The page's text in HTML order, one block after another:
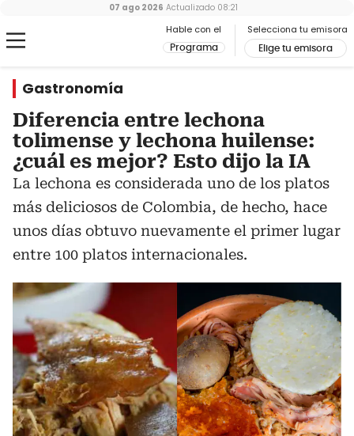
Hable con el
Programa
Selecciona tu emisora
Elige tu emisora
07 ago 2026 Actualizado 08:21
Gastronomía
Diferencia entre lechona
tolimense y lechona huilense:
¿cuál es mejor? Esto dijo la IA
La lechona es considerada uno de los platos
más deliciosos de Colombia, de hecho, hace
unos días obtuvo nuevamente el primer lugar
entre 100 platos internacionales.